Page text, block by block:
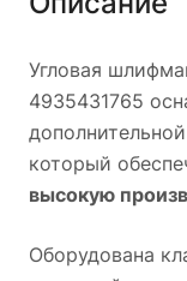
Угловая
4935431765
который
высокую
Оборудована